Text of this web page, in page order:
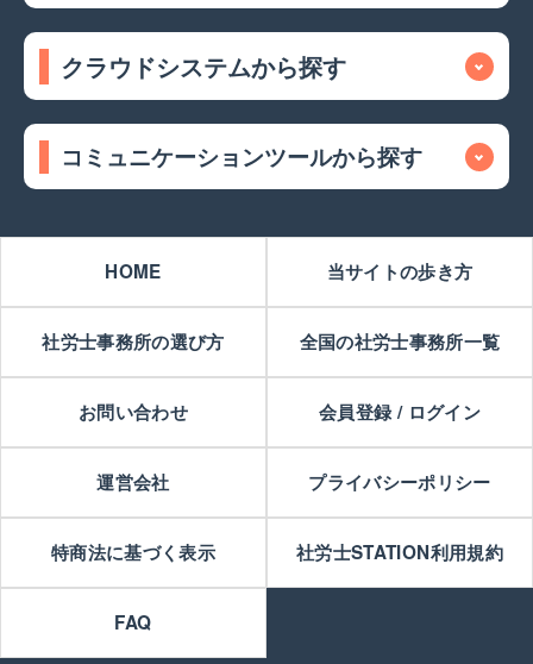
クラウドシステムから探す
コミュニケーションツールから探す
HOME 当サイトの歩き方
社労士事務所の選び方 全国の社労士事務所一覧
お問い合わせ 会員登録 / ログイン
運営会社 プライバシーポリシー
特商法に基づく表示 社労士STATION利用規約
FAQ